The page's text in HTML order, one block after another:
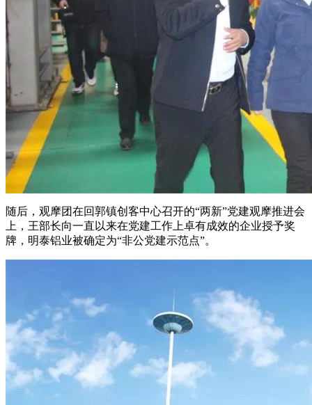
随后，观摩团在回郭镇创客中心召开的“两新”党建观摩推进会
上，王部长向一直以来在党建工作上卓有成效的企业授予奖
牌，明泰铝业被确定为“非公党建示范点”。